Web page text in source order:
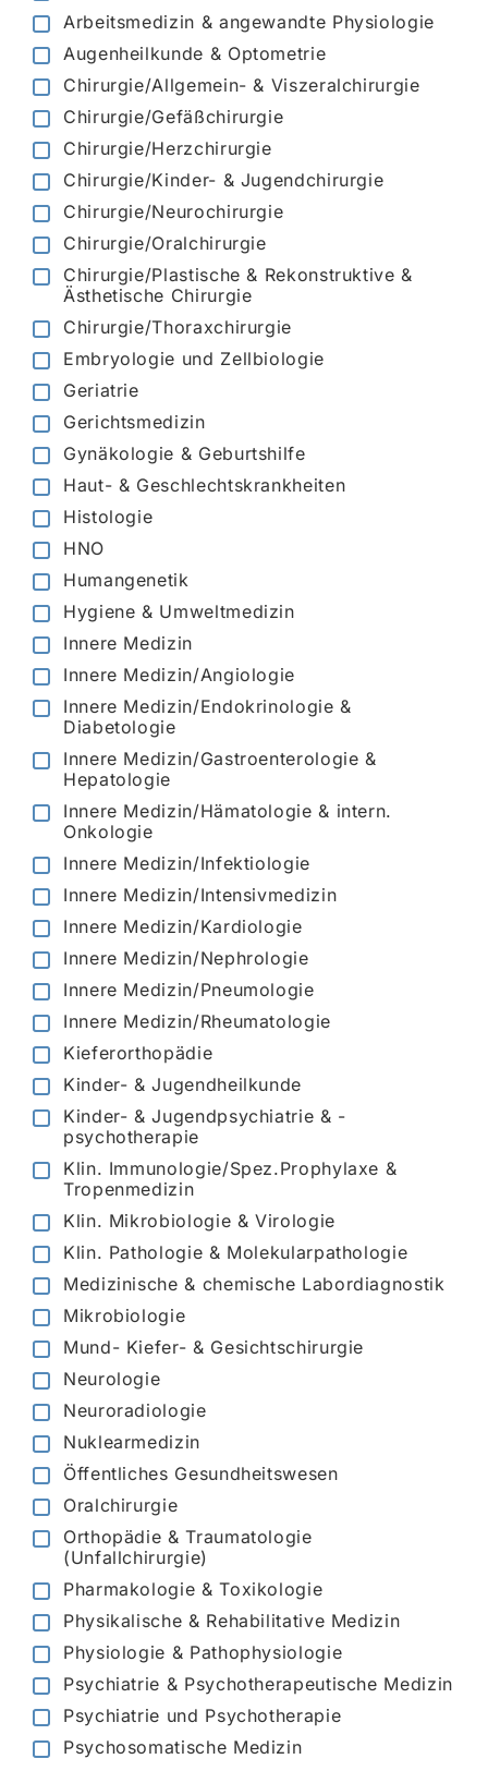
Arbeitsmedizin & angewandte Physiologie
Augenheilkunde & Optometrie
Chirurgie/Allgemein- & Viszeralchirurgie
Chirurgie/Gefäßchirurgie
Chirurgie/Herzchirurgie
Chirurgie/Kinder- & Jugendchirurgie
Chirurgie/Neurochirurgie
Chirurgie/Oralchirurgie
Chirurgie/Plastische & Rekonstruktive &
Ästhetische Chirurgie
Chirurgie/Thoraxchirurgie
Embryologie und Zellbiologie
Geriatrie
Gerichtsmedizin
Gynäkologie & Geburtshilfe
Haut- & Geschlechtskrankheiten
Histologie
HNO
Humangenetik
Hygiene & Umweltmedizin
Innere Medizin
Innere Medizin/Angiologie
Innere Medizin/Endokrinologie &
Diabetologie
Innere Medizin/Gastroenterologie &
Hepatologie
Innere Medizin/Hämatologie & intern.
Onkologie
Innere Medizin/Infektiologie
Innere Medizin/Intensivmedizin
Innere Medizin/Kardiologie
Innere Medizin/Nephrologie
Innere Medizin/Pneumologie
Innere Medizin/Rheumatologie
Kieferorthopädie
Kinder- & Jugendheilkunde
Kinder- & Jugendpsychiatrie & -
psychotherapie
Klin. Immunologie/Spez.Prophylaxe &
Tropenmedizin
Klin. Mikrobiologie & Virologie
Klin. Pathologie & Molekularpathologie
Medizinische & chemische Labordiagnostik
Mikrobiologie
Mund- Kiefer- & Gesichtschirurgie
Neurologie
Neuroradiologie
Nuklearmedizin
Öffentliches Gesundheitswesen
Oralchirurgie
Orthopädie & Traumatologie
(Unfallchirurgie)
Pharmakologie & Toxikologie
Physikalische & Rehabilitative Medizin
Physiologie & Pathophysiologie
Psychiatrie & Psychotherapeutische Medizin
Psychiatrie und Psychotherapie
Psychosomatische Medizin